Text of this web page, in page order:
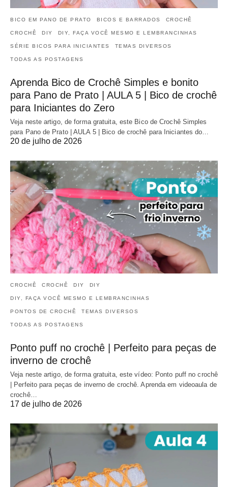
BICO EM PANO DE PRATO BICOS E BARRADOS CROCHÊ
CROCHÊ DIY DIY, FAÇA VOCÊ MESMO E LEMBRANCINHAS
SÉRIE BICOS PARA INICIANTES TEMAS DIVERSOS
TODAS AS POSTAGENS
Aprenda Bico de Crochê Simples e bonito
para Pano de Prato | AULA 5 | Bico de crochê
para Iniciantes do Zero
Veja neste artigo, de forma gratuita, este Bico de Crochê Simples
para Pano de Prato | AULA 5 | Bico de crochê para Iniciantes do…
20 de julho de 2026
CROCHÊ CROCHÊ DIY DIY
DIY, FAÇA VOCÊ MESMO E LEMBRANCINHAS
PONTOS DE CROCHÊ TEMAS DIVERSOS
TODAS AS POSTAGENS
Ponto puff no crochê | Perfeito para peças de
inverno de crochê
Veja neste artigo, de forma gratuita, este vídeo: Ponto puff no crochê
| Perfeito para peças de inverno de crochê. Aprenda em videoaula de
crochê…
17 de julho de 2026